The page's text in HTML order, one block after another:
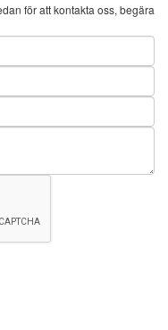
för att kontakta oss, begära